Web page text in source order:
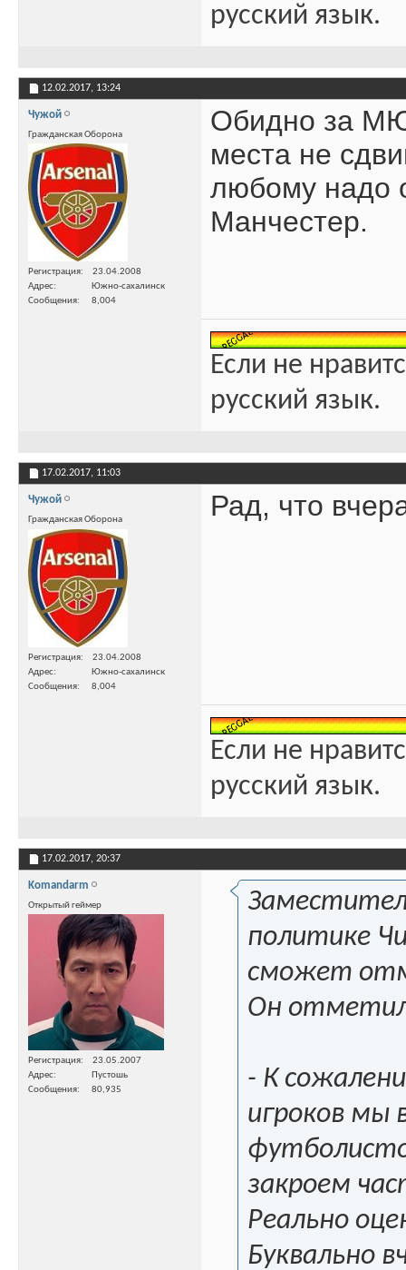
русский язык.
12.02.2017, 13:24
Чужой
Гражданская Оборона
Регистрация
23.04.2008
Адрес
Южно-сахалинск
Сообщения
8,004
Обидно за
места не
любому надо
Манчестер.
Если не
русский язык.
17.02.2017, 11:03
Чужой
Гражданская Оборона
Регистрация
23.04.2008
Адрес
Южно-сахалинск
Сообщения
8,004
Рад, что
Если не
русский язык.
17.02.2017, 20:37
Komandarm
Открытый геймер
Регистрация
23.05.2007
Адрес
Пустошь
Сообщения
80,935
политике
сможет
Он
- К
игроков мы
закроем
Реально
Буквально